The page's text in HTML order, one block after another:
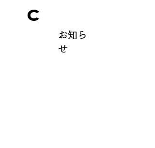
c
​お知ら
せ